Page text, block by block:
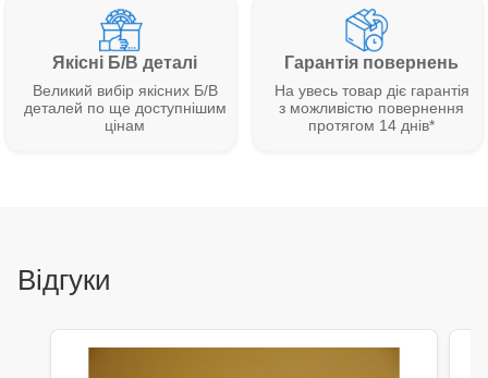
Якісні Б/В деталі
Великий вибір якісних Б/В
деталей по ще доступнішим
цінам
Гарантія повернень
На увесь товар діє гарантія
з можливістю повернення
протягом 14 днів*
Відгуки